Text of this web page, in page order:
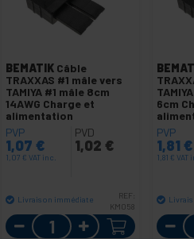
BEMATIK Câble
TRAXXAS #1 mâle vers
TAMIYA #1 mâle 8cm
14AWG Charge et
alimentation
PVP
1,07 €
1,07 € VAT inc.
PVD
1,02 €
Livraison immédiate
REF:
KM058
Quantité
6cm
PVP
1,81 €
1,81 € VAT